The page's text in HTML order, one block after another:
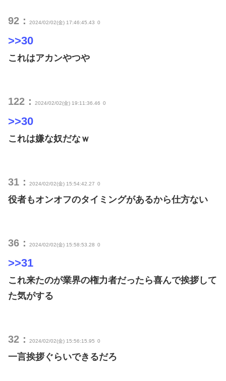
92： 2024/02/02(金) 17:46:45.43 0
>>30
これはアカンやつや
122： 2024/02/02(金) 19:11:36.46 0
>>30
これは嫌な奴だなｗ
31： 2024/02/02(金) 15:54:42.27 0
役者もオンオフのタイミングがあるから仕方ない
36： 2024/02/02(金) 15:58:53.28 0
>>31
これ来たのが業界の権力者だったら喜んで挨拶して
た気がする
32： 2024/02/02(金) 15:56:15.95 0
一言挨拶ぐらいできるだろ